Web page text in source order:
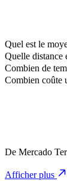
Quel est le
La façon la
Quelle distance
Clínica 9 IMSS
Combien de
Il faut environ
Combien coûte
De Mercado
Afficher plus